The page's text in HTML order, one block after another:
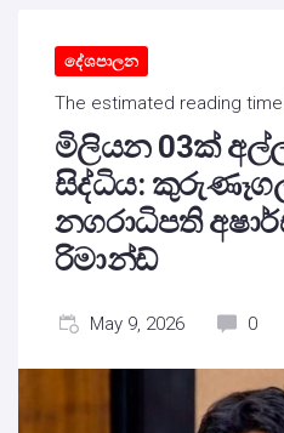
දේශපාලන
The estimated reading
මිලියන 03ක්
සිද්ධිය:
නගරාධිපති
රිමාන්ඩ්
May 9, 2026 0